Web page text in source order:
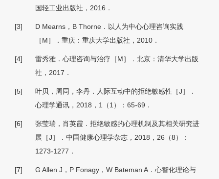
国轻工业出版社，2016．
[3]
D Mearns，B Thorne．以人为中心心理咨询实践
［M］．重庆：重庆大学出版社，2010．
[4]
雷秀雅．心理咨询与治疗［M］．北京：清华大学出版
社，2017．
[5]
叶贝，周同，李丹．人际互动中的拒绝敏感性［J］．
心理学通讯，2018，1（1）：65-69．
[6]
张莹瑞，肖英霞．拒绝敏感的心理机制及其相关研究进
展［J］．中国健康心理学杂志，2018，26（8）：
1273-1277．
[7]
G Allen J，P Fonagy，W Bateman A．心智化理论与